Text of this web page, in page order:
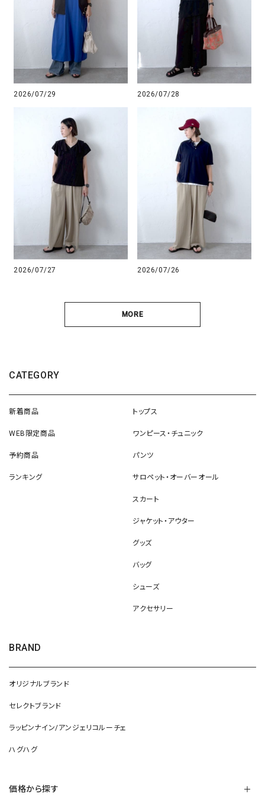
2026/07/29 2026/07/28
2026/07/27 2026/07/26
MORE
CATEGORY
新着商品
WEB限定商品
予約商品
ランキング
トップス
ワンピース・チュニック
パンツ
サロペット・オーバーオール
スカート
ジャケット・アウター
グッズ
バッグ
シューズ
アクセサリー
BRAND
オリジナルブランド
セレクトブランド
ラッピンナイン/アンジェリコルーチェ
ハグハグ
価格から探す